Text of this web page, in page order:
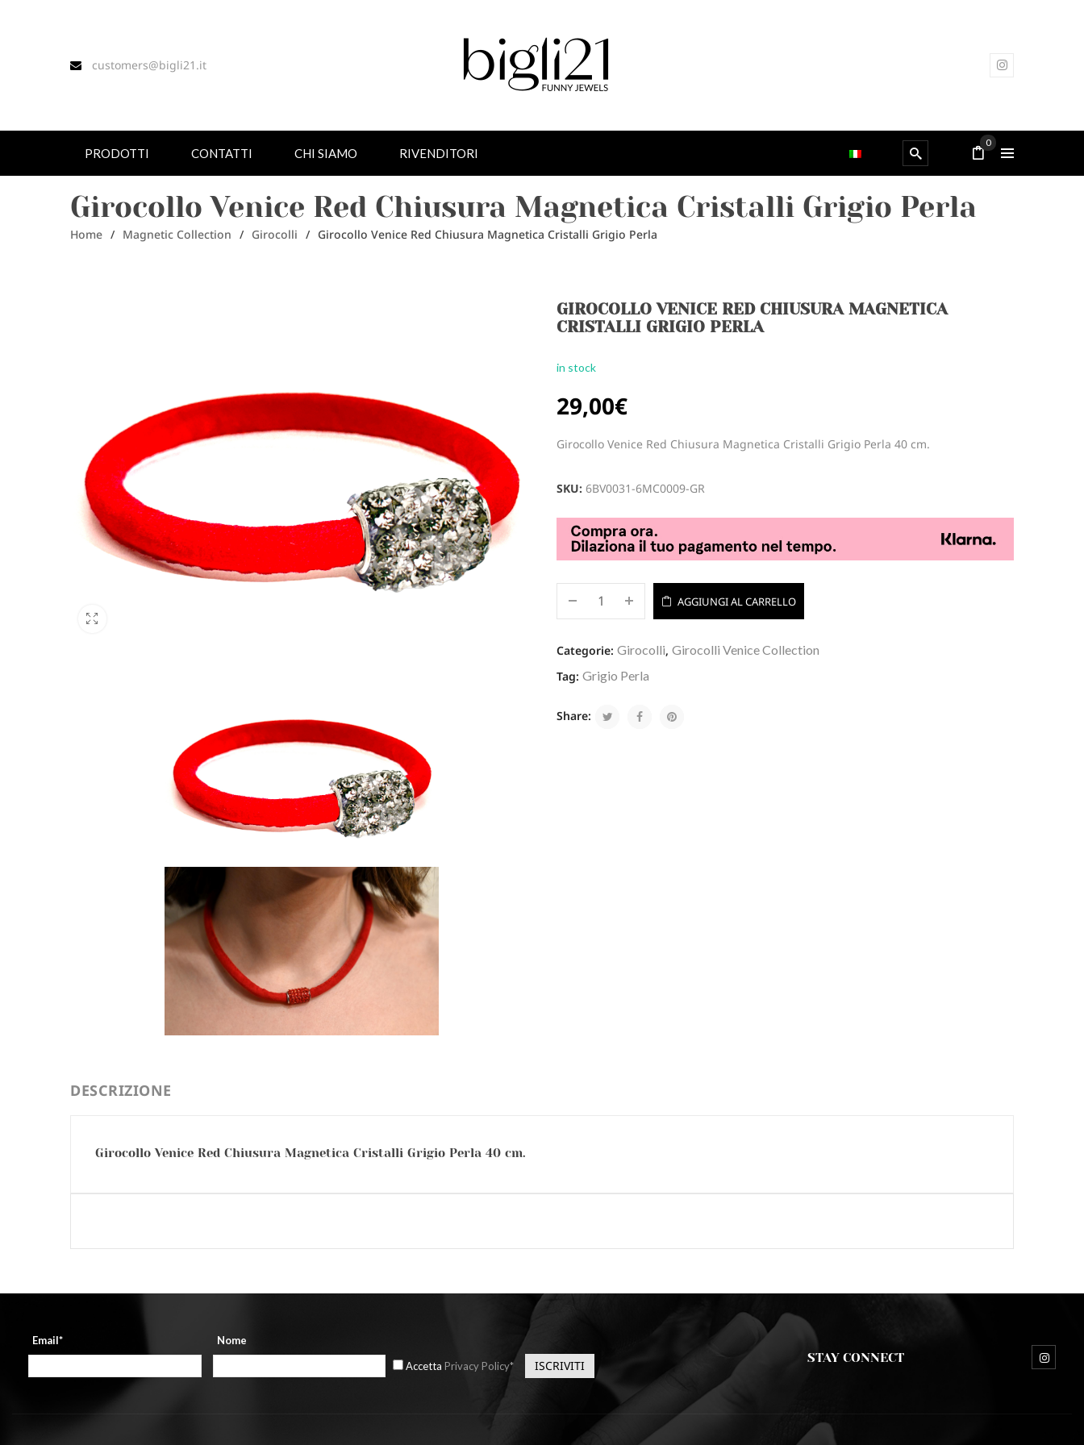
customers@bigli21.it
PRODOTTI CONTATTI CHI SIAMO RIVENDITORI
0
Girocollo Venice Red Chiusura Magnetica Cristalli Grigio Perla
Home / Magnetic Collection / Girocolli / Girocollo Venice Red Chiusura Magnetica Cristalli Grigio Perla
GIROCOLLO VENICE RED CHIUSURA MAGNETICA
CRISTALLI GRIGIO PERLA
in stock
29,00€
Girocollo Venice Red Chiusura Magnetica Cristalli Grigio Perla 40 cm.
SKU:6BV0031-6MC0009-GR
AGGIUNGI AL CARRELLO
Categorie:Girocolli,Girocolli Venice Collection
Tag:Grigio Perla
Share:
DESCRIZIONE
Girocollo Venice Red Chiusura Magnetica Cristalli Grigio Perla 40 cm.
Email*
Nome
Accetta Privacy Policy*
STAY CONNECT